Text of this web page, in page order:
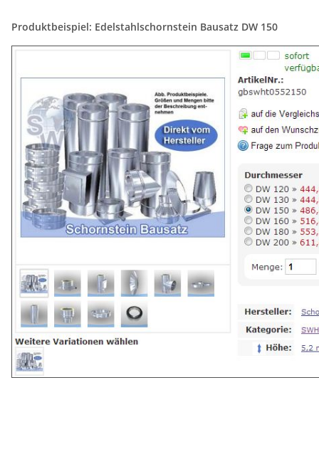
Produktbeispiel: Edelstahlschornstein Bausatz DW 150